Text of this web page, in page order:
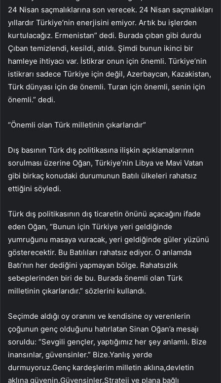
24 Nisan saçmalıklarına son verecek. 24 Nisan saçmalıkları
yıllardır Türkiye’nin enerjisini emiyor. Artık bu işlerden
kurtulacağız. Ermenistan” dedi. Burada çıban gibi durdu
Çıban temizlendi, kesildi, atıldı. Şimdi bunun ikinci bir
hamleye ihtiyacı var. İstikrar onun için önemli. Türkiye’nin
istikrarı sadece Türkiye için değil, Azerbaycan, Kazakistan,
Türk dünyası için de önemli. Turan için önemli, senin için
önemli.” dedi.
“Önemli olan Türk milletinin çıkarlarıdır”
Dış basının Türk dış politikasına ilişkin açıklamalarının
sorulması üzerine Oğan, Türkiye’nin Libya ve Mavi Vatan
gibi birkaç konudaki durumunun Batılı ülkeleri rahatsız
ettiğini söyledi.
Türk dış politikasının dış ticaretin önünü açacağını ifade
eden Oğan, “Bunun için Türkiye yeri geldiğinde
yumruğunu masaya vuracak, yeri geldiğinde güler yüzünü
gösterecektir. Bu Batılıları rahatsız ediyor. O anlamda
Batı’nın her dediğini yapmayan bölge. Rahatsızlık
sebeplerinden biri de bu. Burada önemli olan Türk
milletinin çıkarlarıdır.” sözlerini kullandı.
Seçimde aldığı oy oranını ve kendisine oy verenlerin
çoğunun genç olduğunu hatırlatan Sinan Oğan’a mesajı
soruldu: “Sevgili gençler, yaptığımız her şey anlamlı. Bize
inansınlar, güvensinler.” Bize.Yanlış yerde
durmuyoruz.Genç kardeşlerim milletin aklına,devletin
aklına güvenin.Güvensinler.Strateji ve plana bağlı